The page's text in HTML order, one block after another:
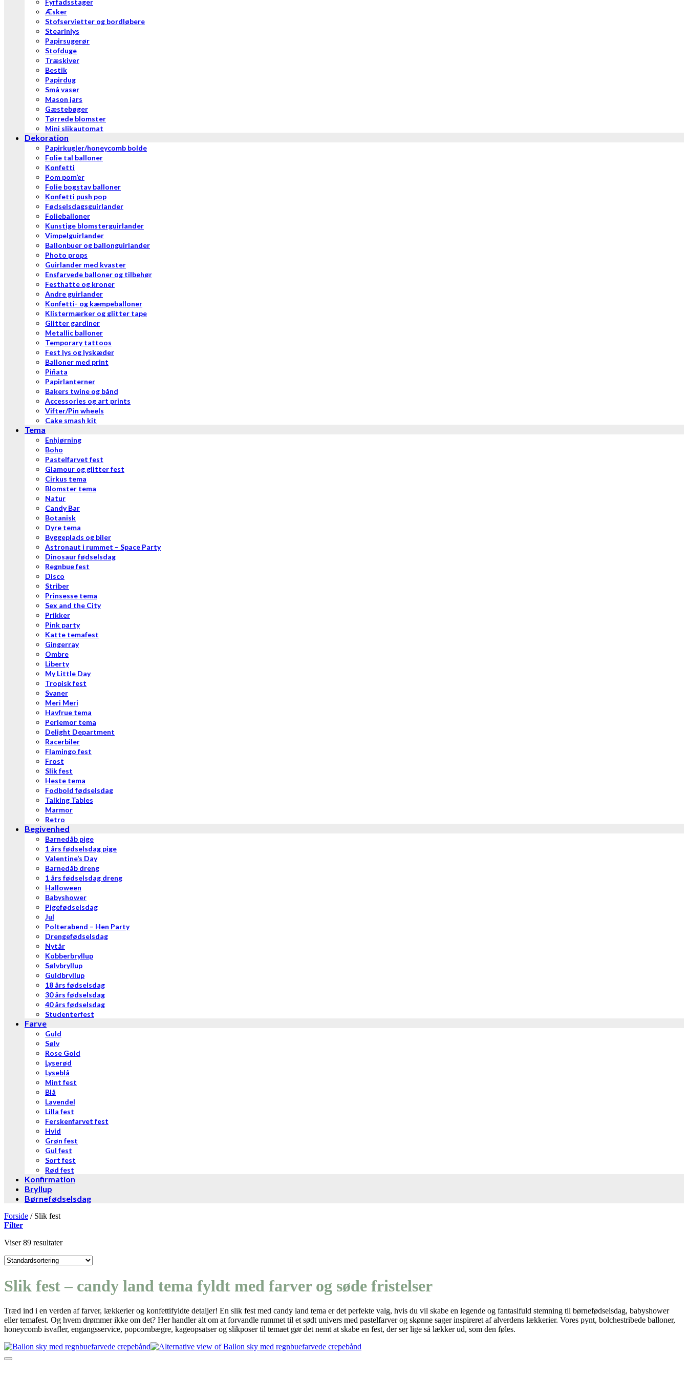
Fyrfadsstager
Æsker
Stofservietter og bordløbere
Stearinlys
Papirsugerør
Stofduge
Træskiver
Bestik
Papirdug
Små vaser
Mason jars
Gæstebøger
Tørrede blomster
Mini slikautomat
Dekoration
Papirkugler/honeycomb bolde
Folie tal balloner
Konfetti
Pom pom’er
Folie bogstav balloner
Konfetti push pop
Fødselsdagsguirlander
Folieballoner
Kunstige blomsterguirlander
Vimpelguirlander
Ballonbuer og ballonguirlander
Photo props
Guirlander med kvaster
Ensfarvede balloner og tilbehør
Festhatte og kroner
Andre guirlander
Konfetti- og kæmpeballoner
Klistermærker og glitter tape
Glitter gardiner
Metallic balloner
Temporary tattoos
Fest lys og lyskæder
Balloner med print
Piñata
Papirlanterner
Bakers twine og bånd
Accessories og art prints
Vifter/Pin wheels
Cake smash kit
Tema
Enhjørning
Boho
Pastelfarvet fest
Glamour og glitter fest
Cirkus tema
Blomster tema
Natur
Candy Bar
Botanisk
Dyre tema
Byggeplads og biler
Astronaut i rummet – Space Party
Dinosaur fødselsdag
Regnbue fest
Disco
Striber
Prinsesse tema
Sex and the City
Prikker
Pink party
Katte temafest
Gingerray
Ombre
Liberty
My Little Day
Tropisk fest
Svaner
Meri Meri
Havfrue tema
Perlemor tema
Delight Department
Racerbiler
Flamingo fest
Frost
Slik fest
Heste tema
Fodbold fødselsdag
Talking Tables
Marmor
Retro
Begivenhed
Barnedåb pige
1 års fødselsdag pige
Valentine’s Day
Barnedåb dreng
1 års fødselsdag dreng
Halloween
Babyshower
Pigefødselsdag
Jul
Polterabend – Hen Party
Drengefødselsdag
Nytår
Kobberbryllup
Sølvbryllup
Guldbryllup
18 års fødselsdag
30 års fødselsdag
40 års fødselsdag
Studenterfest
Farve
Guld
Sølv
Rose Gold
Lyserød
Lyseblå
Mint fest
Blå
Lavendel
Lilla fest
Ferskenfarvet fest
Hvid
Grøn fest
Gul fest
Sort fest
Rød fest
Konfirmation
Bryllup
Børnefødselsdag
Forside /Slik fest
Filter
Viser 89 resultater
Slik fest – candy land tema fyldt med farver og søde fristelser
Træd ind i en verden af farver, lækkerier og konfettifyldte detaljer! En slik fest med candy land tema er det perfekte valg, hvis du vil skabe en legende og fantasifuld stemning til børnefødselsdag, babyshower
eller temafest. Og hvem drømmer ikke om det? Her handler alt om at forvandle rummet til et sødt univers med pastelfarver og skønne sager inspireret af alverdens lækkerier. Vores pynt, bolchestribede balloner,
honeycomb isvafler, engangsservice, popcornbægre, kageopsatser og slikposer til temaet gør det nemt at skabe en fest, der ser lige så lækker ud, som den føles.